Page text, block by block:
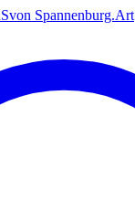
von Spannenburg.Art